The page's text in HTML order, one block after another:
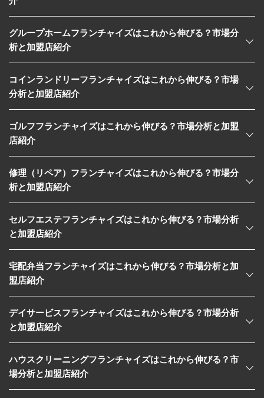
グループホームフランチャイズはこれから伸びる？市場分
析と加盟店紹介
コインランドリーフランチャイズはこれから伸びる？市場
分析と加盟店紹介
ゴルフフランチャイズはこれから伸びる？市場分析と加盟
店紹介
修理（リペア）フランチャイズはこれから伸びる？市場分
析と加盟店紹介
セルフエステフランチャイズはこれから伸びる？市場分析
と加盟店紹介
宅配弁当フランチャイズはこれから伸びる？市場分析と加
盟店紹介
デイサービスフランチャイズはこれから伸びる？市場分析
と加盟店紹介
ハウスクリーニングフランチャイズはこれから伸びる？市
場分析と加盟店紹介